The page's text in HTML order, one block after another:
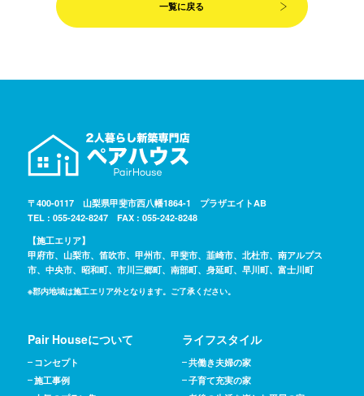
一覧に戻る
〒400-0117 山梨県甲斐市西八幡1864-1 プラザエイトAB
TEL : 055-242-8247 FAX : 055-242-8248
【施工エリア】
甲府市、山梨市、笛吹市、甲州市、甲斐市、韮崎市、北杜市、南アルプス
市、中央市、昭和町、市川三郷町、南部町、身延町、早川町、富士川町
※郡内地域は施工エリア外となります。ご了承ください。
Pair Houseについて
コンセプト
施工事例
ライフスタイル
共働き夫婦の家
子育て充実の家